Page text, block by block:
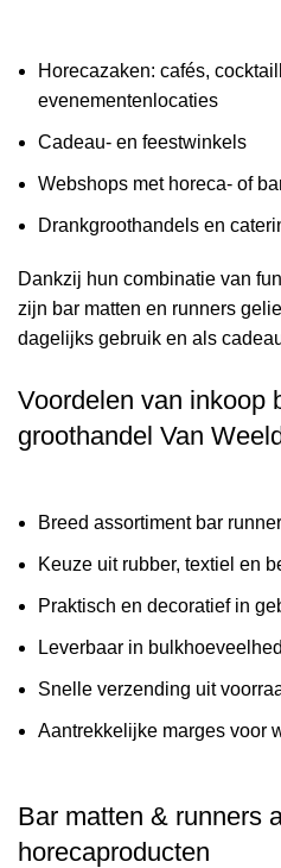
Horecazaken: cafés,
evenementenlocaties
Cadeau- en feestwinkels
Webshops met horeca- of
Drankgroothandels en
Dankzij hun combinatie van
zijn bar matten en runners
dagelijks gebruik en als
Voordelen van inkoop
groothandel Van
Breed assortiment bar
Keuze uit rubber, textiel en
Praktisch en decoratief in
Leverbaar in
Snelle verzending uit
Aantrekkelijke marges voor
Bar matten & runners
horecaproducten